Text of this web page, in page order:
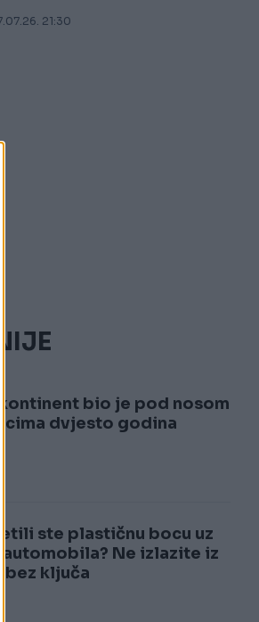
21:30
kontinent bio je pod nosom
dvjesto godina
ste plastičnu bocu uz
automobila? Ne izlazite iz
bez ključa